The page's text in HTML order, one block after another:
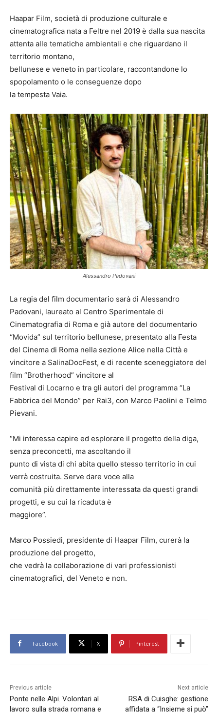
Haapar Film, società di produzione culturale e
cinematografica nata a Feltre nel 2019 è dalla sua nascita
attenta alle tematiche ambientali e che riguardano il
territorio montano,
bellunese e veneto in particolare, raccontandone lo
spopolamento o le conseguenze dopo
la tempesta Vaia.
Alessandro Padovani
La regia del film documentario sarà di Alessandro
Padovani, laureato al Centro Sperimentale di
Cinematografia di Roma e già autore del documentario
“Movida” sul territorio bellunese, presentato alla Festa
del Cinema di Roma nella sezione Alice nella Città e
vincitore a SalinaDocFest, e di recente sceneggiatore del
film “Brotherhood” vincitore al
Festival di Locarno e tra gli autori del programma “La
Fabbrica del Mondo” per Rai3, con Marco Paolini e Telmo
Pievani.
“Mi interessa capire ed esplorare il progetto della diga,
senza preconcetti, ma ascoltando il
punto di vista di chi abita quello stesso territorio in cui
verrà costruita. Serve dare voce alla
comunità più direttamente interessata da questi grandi
progetti, e su cui la ricaduta è
maggiore”.
Marco Possiedi, presidente di Haapar Film, curerà la
produzione del progetto,
che vedrà la collaborazione di vari professionisti
cinematografici, del Veneto e non.
Facebook X Pinterest
Previous article
Ponte nelle Alpi. Volontari al
lavoro sulla strada romana e
Next article
RSA di Cuisghe: gestione
affidata a “Insieme si può”